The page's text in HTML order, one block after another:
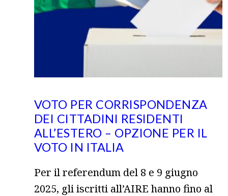
VOTO PER CORRISPONDENZA
DEI CITTADINI RESIDENTI
ALL’ESTERO – OPZIONE PER IL
VOTO IN ITALIA
Per il referendum del 8 e 9 giugno
2025, gli iscritti all’AIRE hanno fino al